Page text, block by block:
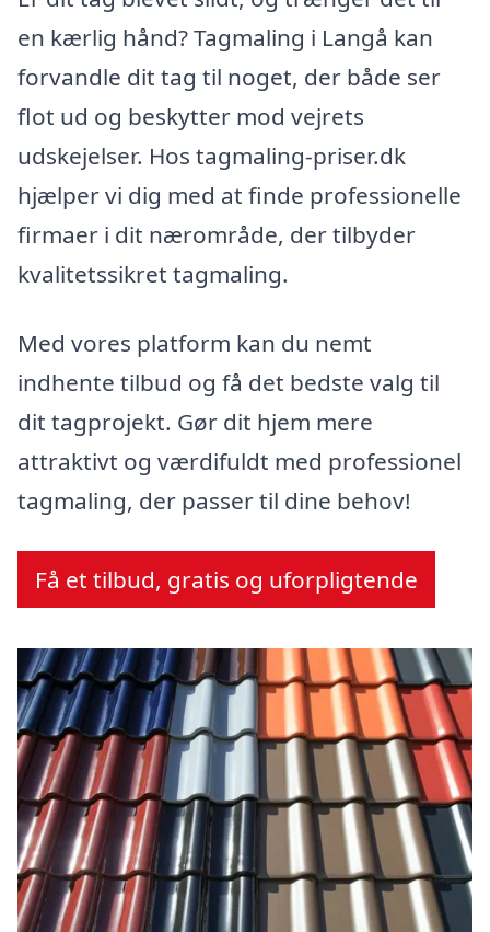
en kærlig hånd? Tagmaling i Langå kan
forvandle dit tag til noget, der både ser
flot ud og beskytter mod vejrets
udskejelser. Hos tagmaling-priser.dk
hjælper vi dig med at finde professionelle
firmaer i dit nærområde, der tilbyder
kvalitetssikret tagmaling.
Med vores platform kan du nemt
indhente tilbud og få det bedste valg til
dit tagprojekt. Gør dit hjem mere
attraktivt og værdifuldt med professionel
tagmaling, der passer til dine behov!
Få et tilbud, gratis og uforpligtende